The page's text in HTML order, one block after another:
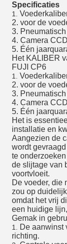
Specificaties
1.
2. voor de
3.
4. Camera CCD
5. Één
Het KALIBER
FUJI CP6
1.
2. voor de
3.
4. Camera CCD
5. Één
Het is
installatie en
Aangezien de
wordt
te
de slijtage van
voortvloeit.
De voeder, die
zou op
omdat het vrij
een huidige
Gemak in
1.
De aanwinst
richting.